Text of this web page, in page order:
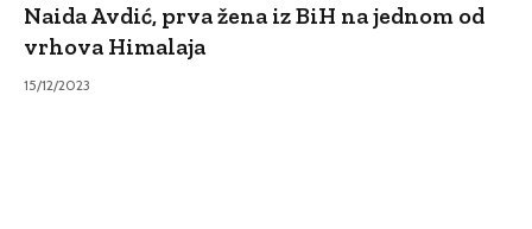
Naida Avdić, prva žena iz BiH na jednom od
vrhova Himalaja
15/12/2023